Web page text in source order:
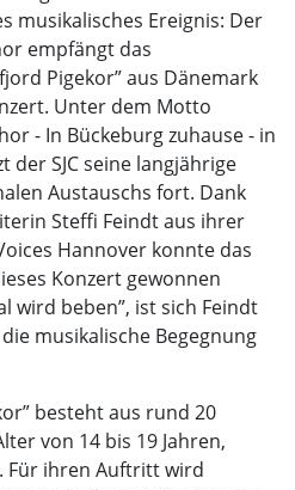
musikalisches Ereignis: Der
empfängt das
Pigekor” aus Dänemark
Unter dem Motto
- In Bückeburg zuhause - in
der SJC seine langjährige
Austauschs fort. Dank
Steffi Feindt aus ihrer
Hannover konnte das
Konzert gewonnen
wird beben”, ist sich Feindt
musikalische Begegnung
besteht aus rund 20
von 14 bis 19 Jahren,
Für ihren Auftritt wird